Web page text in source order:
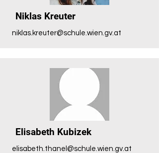
Niklas Kreuter
niklas.kreuter@schule.wien.gv.at
Elisabeth Kubizek
elisabeth.thanel@schule.wien.gv.at